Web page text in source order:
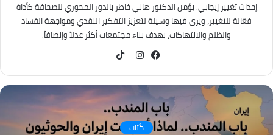
إحداث تغيير إيجابي. يؤمن الدكتور هاني خاطر بالدور المحوري للصحافة كأداة
فعّالة للتغيير، ويرى فيها وسيلة لتعزيز التفكير النقدي ومواجهة الفساد
والظلم والانتهاكات، بهدف بناء مجتمعات أكثر عدلاً وإنصافاً.
كُتاب